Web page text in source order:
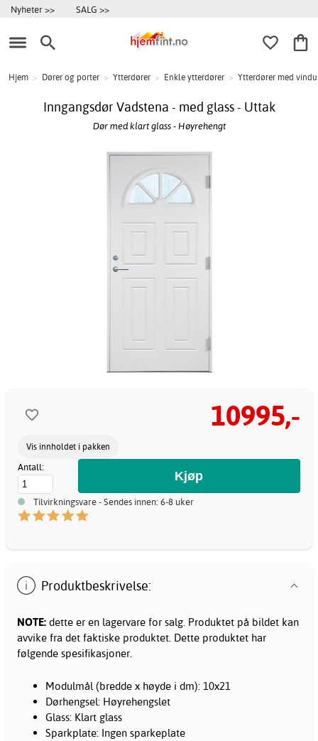
Nyheter >> SALG >>
Hjem > Dører og porter > Ytterdører > Enkle ytterdører > Ytterdører med vindu
Inngangsdør Vadstena - med glass - Uttak
Dør med klart glass - Høyrehengt
10995,-
Vis innholdet i pakken
Antall:
Tilvirkningsvare - Sendes innen: 6-8 uker
Produktbeskrivelse:
NOTE: dette er en lagervare for salg. Produktet på bildet kan
avvike fra det faktiske produktet. Dette produktet har
følgende spesifikasjoner.
Modulmål (bredde x høyde i dm): 10x21
Dørhengsel: Høyrehengslet
Glass: Klart glass
Sparkplate: Ingen sparkeplate